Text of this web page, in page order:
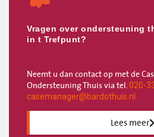
Vragen over ondersteuning
in t Trefpunt?
Neemt u dan contact op met de
Ondersteuning Thuis via tel.020-
casemanager@bardothuis.nl
Lees meer